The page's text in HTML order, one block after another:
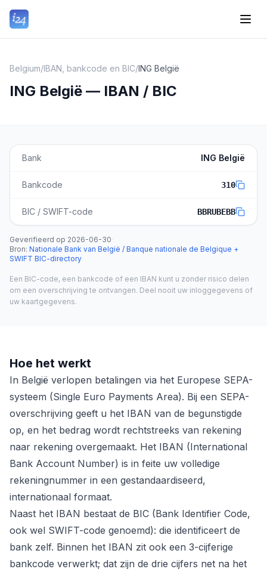
Belgium/IBAN, bankcode en BIC/ING België
ING België — IBAN / BIC
Bank ING België
Bankcode 310
BIC / SWIFT-code BBRUBEBB
Geverifieerd op 2026-06-30·
Bron: Nationale Bank van België / Banque nationale de Belgique +
SWIFT BIC-directory
Een BIC-code, een bankcode of een IBAN kunt u zonder risico delen
om een overschrijving te ontvangen. Deel nooit uw inloggegevens of
uw kaartgegevens.
Hoe het werkt
In België verlopen betalingen via het Europese SEPA-
systeem (Single Euro Payments Area). Bij een SEPA-
overschrijving geeft u het IBAN van de begunstigde
op, en het bedrag wordt rechtstreeks van rekening
naar rekening overgemaakt. Het IBAN (International
Bank Account Number) is in feite uw volledige
rekeningnummer in een gestandaardiseerd,
internationaal formaat.
Naast het IBAN bestaat de BIC (Bank Identifier Code,
ook wel SWIFT-code genoemd): die identificeert de
bank zelf. Binnen het IBAN zit ook een 3-cijferige
bankcode verwerkt; dat zijn de drie cijfers net na het